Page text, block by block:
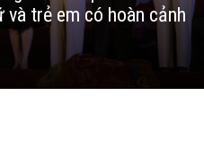
trẻ em có hoàn cảnh